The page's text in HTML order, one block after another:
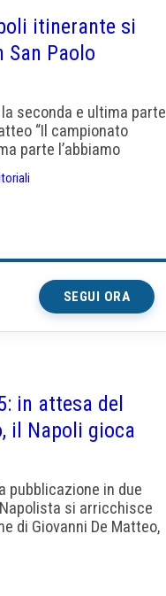
itinerante si
Paolo
seconda e ultima parte
“Il campionato
parte l’abbiamo
azzurro di Londra
De Laurentiis
SEGUI ORA
in attesa del
il Napoli gioca
pubblicazione in due
si arricchisce
di Giovanni De Matteo,